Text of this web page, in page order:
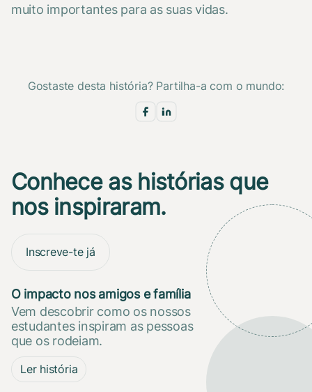
muito importantes para as suas vidas.
Gostaste desta história? Partilha-a com o mundo:
Conhece as histórias que
nos inspiraram.
Inscreve-te já
O impacto nos amigos e família
Vem descobrir como os nossos
estudantes inspiram as pessoas
que os rodeiam.
Ler história